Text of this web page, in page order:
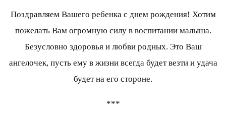
Поздравляем Вашего ребенка с днем рождения! Хотим
пожелать Вам огромную силу в воспитании малыша.
Безусловно здоровья и любви родных. Это Ваш
ангелочек, пусть ему в жизни всегда будет везти и удача
будет на его стороне.
***